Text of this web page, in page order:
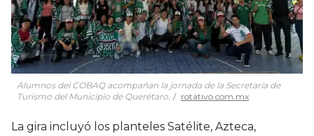
Alumnos del COBAQ acompañan la jornada de la Secretaría de
Turismo del Municipio de Querétaro.
rotativo.com.mx
La gira incluyó los planteles Satélite, Azteca,